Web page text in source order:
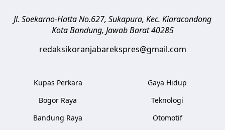
Jl. Soekarno-Hatta No.627, Sukapura, Kec. Kiaracondong
Kota Bandung, Jawab Barat 40285
redaksikoranjabarekspres@gmail.com
Kupas Perkara
Bogor Raya
Bandung Raya
Gaya Hidup
Teknologi
Otomotif